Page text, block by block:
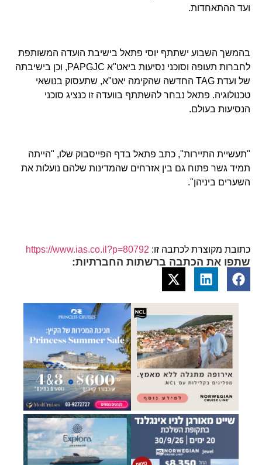
ועד ההתאחדות.
בהמשך השבוע ישתתף יוסי פתאל בישיבת הועדה המשותפת
לחברות תעופה וסוכני נסיעות ביאט"א PAPGJC, וכן בישיבתה
של ועדת TAG החדשה שהקימה יאט"א, שתעסוק בנושאי
טכנולוגיה. פתאל נבחר להשתתף בוועדה זו כנציג סוכני
הנסיעות בעולם.
"תעשיית התיירות", כתב פתאל בדף הפייסבוק שלו, "הייתה
תמיד גשר פתוח גם בין אזרחים שהמדינות שלהם נועלות את
השערים ביניהן".
כתובת מקוצרת לכתבה זו: https://www.ias.co.il?p=80792
שתפו את הכתבה ברשתות החברתיות: